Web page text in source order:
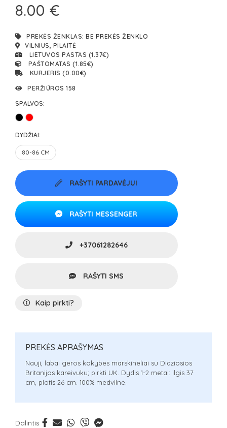
8.00 €
PREKĖS ŽENKLAS:BE PREKĖS ŽENKLO
VILNIUS, PILAITĖ
LIETUVOS PASTAS (1.37€)
PAŠTOMATAS (1.85€)
KURJERIS (0.00€)
PERŽIŪROS 158
SPALVOS:
DYDŽIAI:
80-86 CM
RAŠYTI PARDAVĖJUI
RAŠYTI MESSENGER
+37061282646
RAŠYTI SMS
Kaip pirkti?
PREKĖS APRAŠYMAS
Nauji, labai geros kokybes marskineliai su Didziosios
Britanijos kareivuku; pirkti UK. Dydis 1-2 metai: ilgis 37
cm, plotis 26 cm. 100% medvilne.
Dalintis